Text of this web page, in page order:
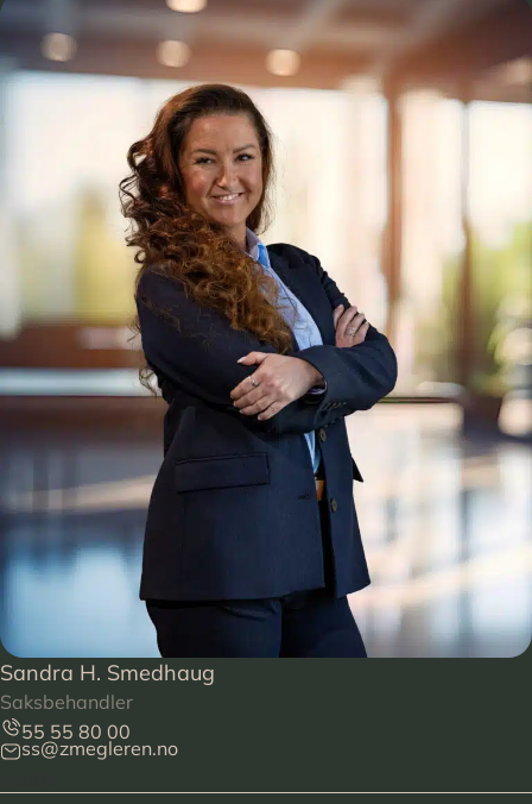
Sandra H. Smedhaug
Saksbehandler
55 55 80 00
ss@zmegleren.no